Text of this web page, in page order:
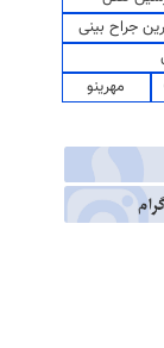
جراح بینی
مهرینو